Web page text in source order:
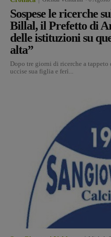
Sospese le ricerche
Billal, il Prefetto di
delle istituzioni su
alta”
Dopo tre giorni di ricerche a
uccise sua figlia e ferì...